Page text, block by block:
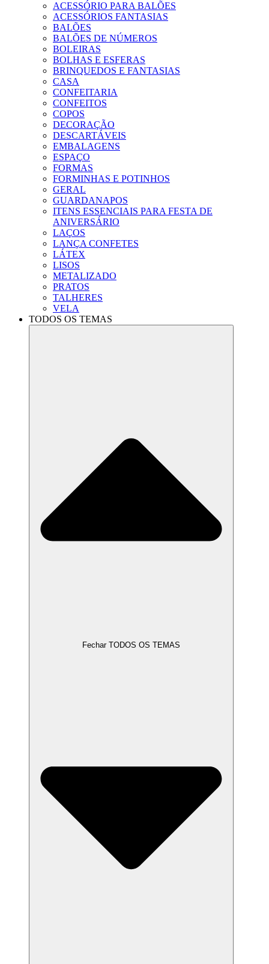
ACESSÓRIO PARA BALÕES
ACESSÓRIOS FANTASIAS
BALÕES
BALÕES DE NÚMEROS
BOLEIRAS
BOLHAS E ESFERAS
BRINQUEDOS E FANTASIAS
CASA
CONFEITARIA
CONFEITOS
COPOS
DECORAÇÃO
DESCARTÁVEIS
EMBALAGENS
ESPAÇO
FORMAS
FORMINHAS E POTINHOS
GERAL
GUARDANAPOS
ITENS ESSENCIAIS PARA FESTA DE
ANIVERSÁRIO
LAÇOS
LANÇA CONFETES
LÁTEX
LISOS
METALIZADO
PRATOS
TALHERES
VELA
TODOS OS TEMAS
Fechar TODOS OS TEMAS